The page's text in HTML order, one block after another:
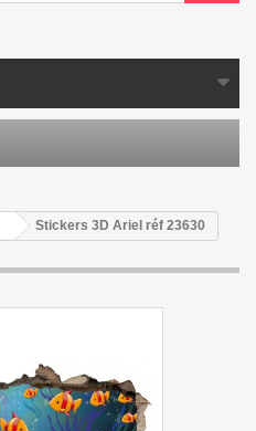
Stickers 3D Ariel réf 23630